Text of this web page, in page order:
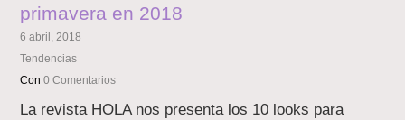
primavera en 2018
6 abril, 2018
Tendencias
Con0 Comentarios
La revista HOLA nos presenta los 10 looks para